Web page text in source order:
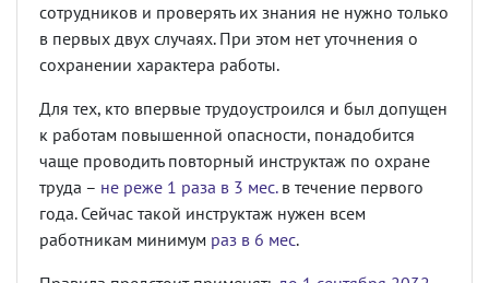
сотрудников и проверять их знания не нужно только
в первых двух случаях. При этом нет уточнения о
сохранении характера работы.
Для тех, кто впервые трудоустроился и был допущен
к работам повышенной опасности, понадобится
чаще проводить повторный инструктаж по охране
труда – не реже 1 раза в 3 мес.в течение первого
года. Сейчас такой инструктаж нужен всем
работникам минимум раз в 6 мес.